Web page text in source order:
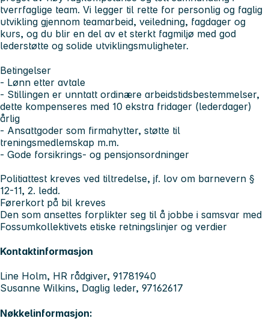
tverrfaglige team. Vi legger til rette for personlig og faglig
utvikling gjennom teamarbeid, veiledning, fagdager og
kurs, og du blir en del av et sterkt fagmiljø med god
lederstøtte og solide utviklingsmuligheter.
Betingelser
- Lønn etter avtale
- Stillingen er unntatt ordinære arbeidstidsbestemmelser,
dette kompenseres med 10 ekstra fridager (lederdager)
årlig
- Ansattgoder som firmahytter, støtte til
treningsmedlemskap m.m.
- Gode forsikrings- og pensjonsordninger
Politiattest kreves ved tiltredelse, jf. lov om barnevern §
12-11, 2. ledd.
Førerkort på bil kreves
Den som ansettes forplikter seg til å jobbe i samsvar med
Fossumkollektivets etiske retningslinjer og verdier
Kontaktinformasjon
Line Holm, HR rådgiver, 91781940
Susanne Wilkins, Daglig leder, 97162617
Nøkkelinformasjon: